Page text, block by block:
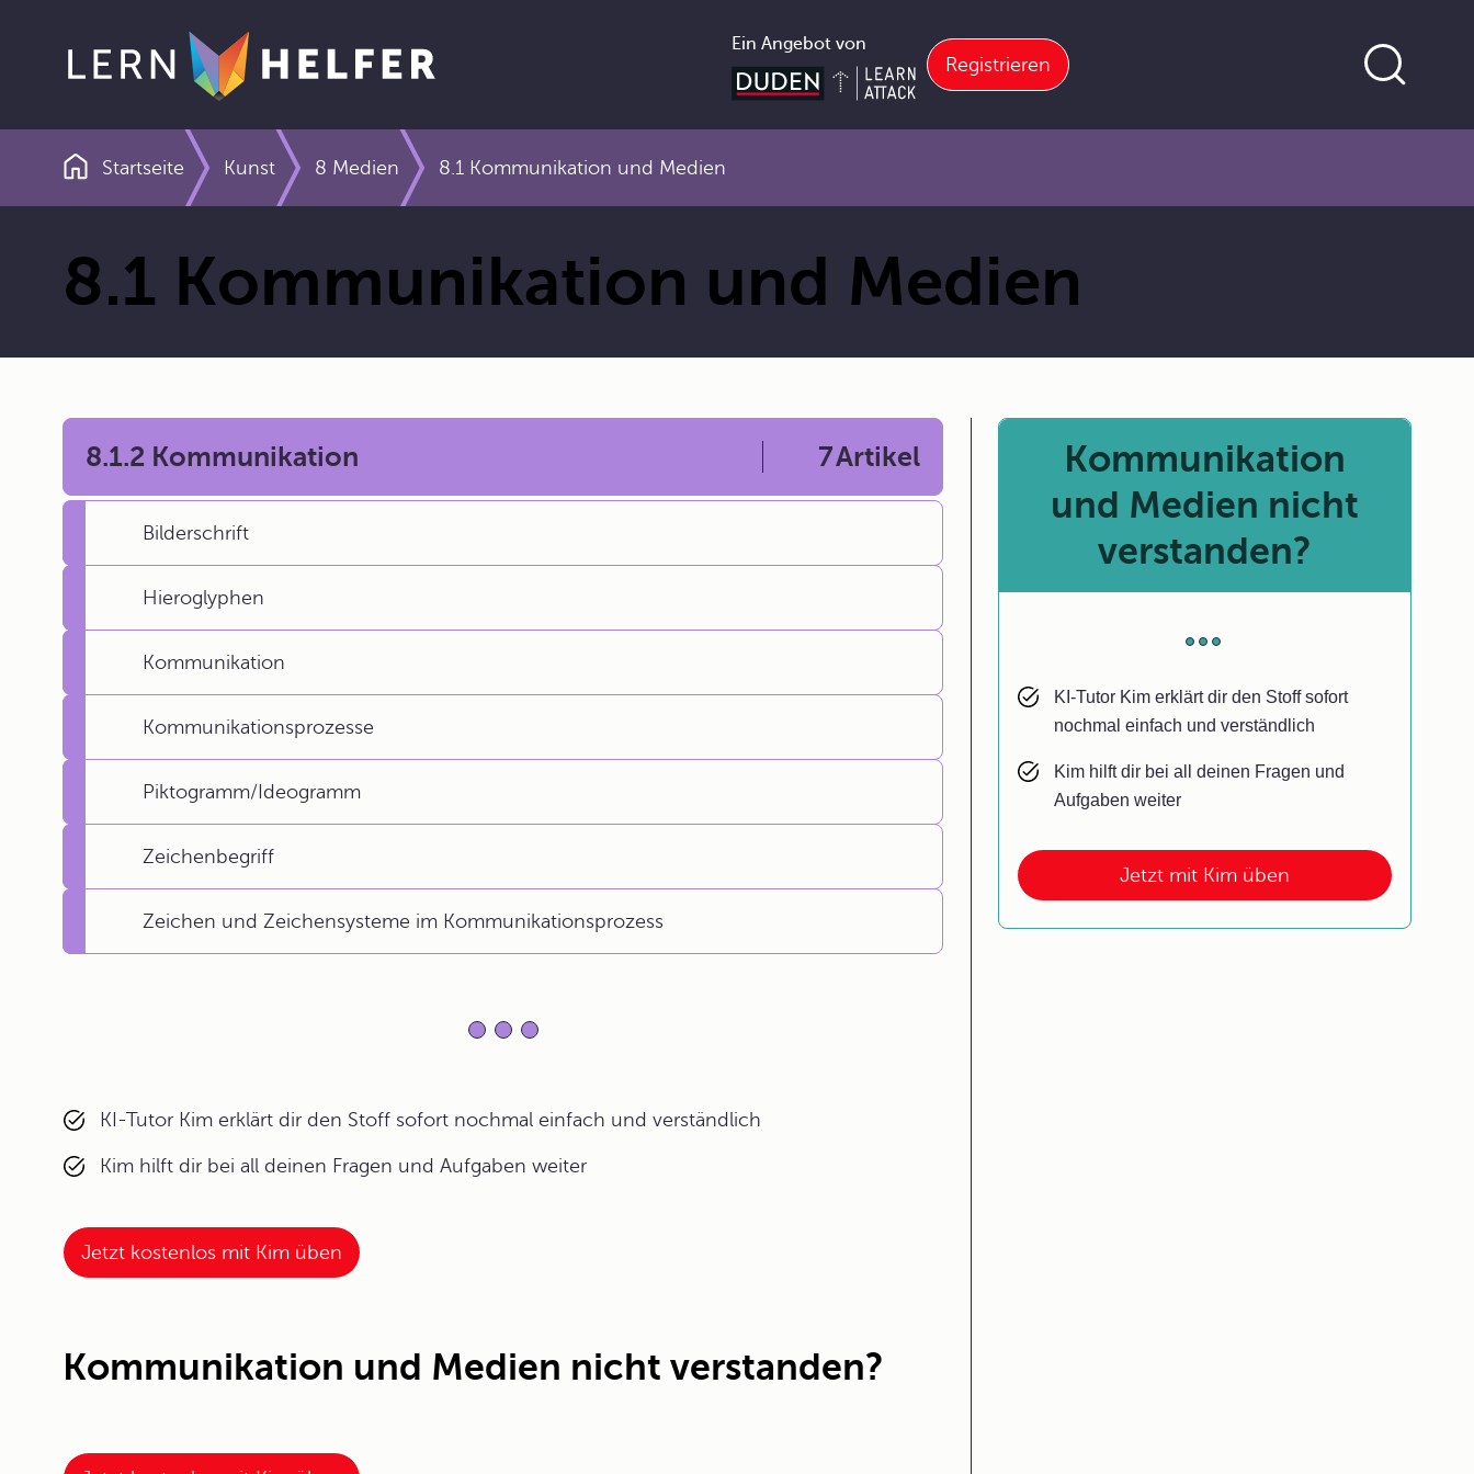
Ein Angebot von
Registrieren
Pfadnavigation
Startseite Kunst 8 Medien 8.1 Kommunikation und Medien
8.1 Kommunikation und Medien
8.1.2 Kommunikation 7Artikel
Bilderschrift
Hieroglyphen
Kommunikation
Kommunikationsprozesse
Piktogramm/Ideogramm
Zeichenbegriff
Zeichen und Zeichensysteme im Kommunikationsprozess
KI-Tutor Kim erklärt dir den Stoff sofort nochmal einfach und verständlich
Kim hilft dir bei all deinen Fragen und Aufgaben weiter
Jetzt kostenlos mit Kim üben
Kommunikation und Medien nicht verstanden?
Jetzt mit Kim üben
Kommunikation
und Medien nicht
verstanden?
KI-Tutor Kim erklärt dir den Stoff sofort
nochmal einfach und verständlich
Kim hilft dir bei all deinen Fragen und
Aufgaben weiter